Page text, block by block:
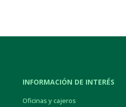
INFORMACIÓN DE INTERÉS
Oficinas y cajeros